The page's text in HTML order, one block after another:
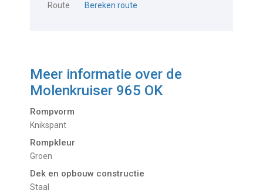
Route
Bereken route
Meer informatie over de
Molenkruiser 965 OK
Rompvorm
Knikspant
Rompkleur
Groen
Dek en opbouw constructie
Staal